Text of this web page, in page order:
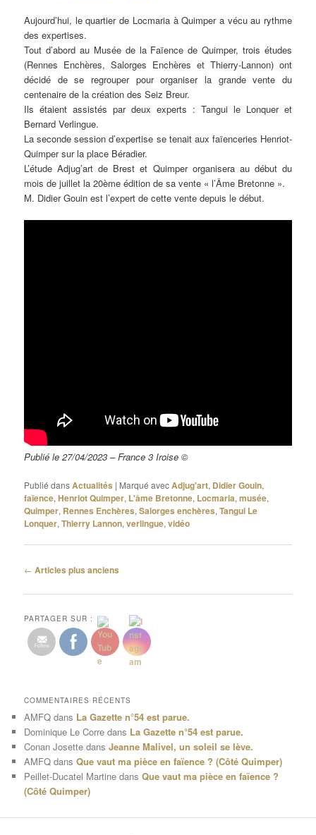
Aujourd’hui, le quartier de Locmaria à Quimper a vécu au rythme
des expertises.
Tout d’abord au Musée de la Faïence de Quimper, trois études
(Rennes Enchères, Salorges Enchères et Thierry-Lannon) ont
décidé de se regrouper pour organiser la grande vente du
centenaire de la création des Seiz Breur.
Ils étaient assistés par deux experts : Tangui le Lonquer et
Bernard Verlingue.
La seconde session d’expertise se tenait aux faïenceries Henriot-
Quimper sur la place Béradier.
L’étude Adjug’art de Brest et Quimper organisera au début du
mois de juillet la 20ème édition de sa vente « l’Âme Bretonne ».
M. Didier Gouin est l’expert de cette vente depuis le début.
Publié le 27/04/2023 – France 3 Iroise ©
Publié dansActualités | Marqué avecAdjug'art, Didier Gouin,
faïence,Henriot Quimper, L'âme Bretonne, Locmaria,musée,
Quimper, Rennes Enchères,Salorges enchères,Tangui Le
Lonquer,Thierry Lannon,verlingue,vidéo
Navigation
articles
← Articles plus anciens
PARTAGER SUR :
COMMENTAIRES RÉCENTS
AMFQ dans La Gazette n°54 est parue.
Dominique Le Corre dans La Gazette n°54 est parue.
Conan Josette dansJeanne Malivel, un soleil se lève.
AMFQ dansQue vaut ma pièce en faïence ? (Côté Quimper)
Peillet-Ducatel Martine dansQue vaut ma pièce en faïence ?
(Côté Quimper)